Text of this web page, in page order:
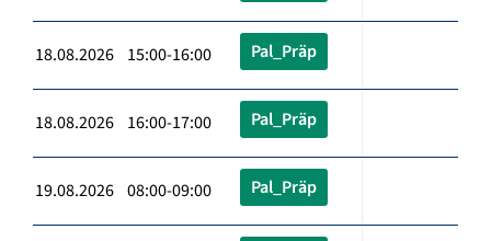
18.08.2026 15:00-16:00 Pal_Präp
18.08.2026 16:00-17:00 Pal_Präp
19.08.2026 08:00-09:00 Pal_Präp